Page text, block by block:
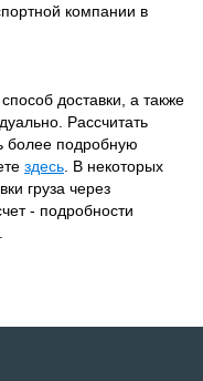
компании в
доставки, а также
Рассчитать
более подробную
здесь . В некоторых
груза через
- подробности